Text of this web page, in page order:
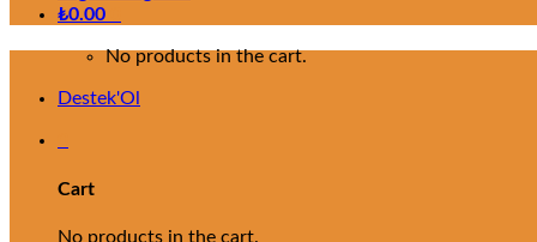
₺0.00
No products in the cart.
Destek'Ol
Cart
No products in the cart.